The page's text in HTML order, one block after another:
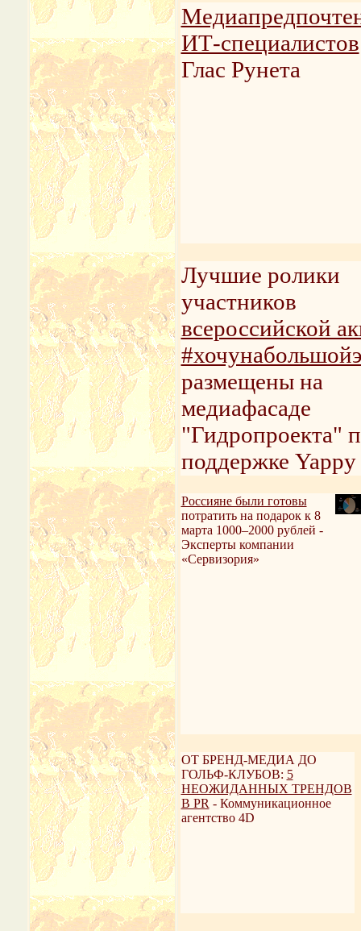
ИТ-специалистов
Глас Рунета
Лучшие ролики
участников
всероссийской
размещены на
медиафасаде
"Гидропроекта"
поддержке Yappy
Россияне были готовы
потратить на подарок к 8
марта 1000–2000 рублей -
Эксперты компании
«Сервизория»
ОТ БРЕНД-МЕДИА ДО
ГОЛЬФ-КЛУБОВ: 5
НЕОЖИДАННЫХ ТРЕНДОВ
В PR - Коммуникационное
агентство 4D